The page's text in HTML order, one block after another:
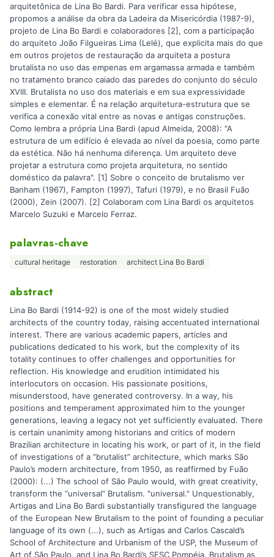
arquitetônica de Lina Bo Bardi. Para verificar essa hipótese,
propomos a análise da obra da Ladeira da Misericórdia (1987-9),
projeto de Lina Bo Bardi e colaboradores [2], com a participação
do arquiteto João Filgueiras Lima (Lelé), que explicita mais do que
em outros projetos de restauração da arquiteta a postura
brutalista no uso das empenas em argamassa armada e também
no tratamento branco caiado das paredes do conjunto do século
XVIII. Brutalista no uso dos materiais e em sua expressividade
simples e elementar. É na relação arquitetura-estrutura que se
verifica a conexão vital entre as novas e antigas construções.
Como lembra a própria Lina Bardi (apud Almeida, 2008): "A
estrutura de um edifício é elevada ao nível da poesia, como parte
da estética. Não há nenhuma diferença. Um arquiteto deve
projetar a estrutura como projeta arquitetura, no sentido
doméstico da palavra". [1] Sobre o conceito de brutalismo ver
Banham (1967), Fampton (1997), Tafuri (1979), e no Brasil Fuão
(2000), Zein (2007). [2] Colaboram com Lina Bardi os arquitetos
Marcelo Suzuki e Marcelo Ferraz.
palavras-chave
cultural heritage restoration architect Lina Bo Bardi
abstract
Lina Bo Bardi (1914-92) is one of the most widely studied
architects of the country today, raising accentuated international
interest. There are various academic papers, articles and
publications dedicated to his work, but the complexity of its
totality continues to offer challenges and opportunities for
reflection. His knowledge and erudition intimidated his
interlocutors on occasion. His passionate positions,
misunderstood, have generated controversy. In a way, his
positions and temperament approximated him to the younger
generations, leaving a legacy not yet sufficiently evaluated. There
is certain unanimity among historians and critics of modern
Brazilian architecture in locating his work, or part of it, in the field
of investigations of a “brutalist” architecture, which marks São
Paulo’s modern architecture, from 1950, as reaffirmed by Fuão
(2000): (...) The school of São Paulo would, with great creativity,
transform the “universal” Brutalism. "universal." Unquestionably,
Artigas and Lina Bo Bardi substantially transfigured the language
of the European New Brutalism to the point of founding a peculiar
language of its own (...), such as Artigas and Carlos Cascald’s
School of Architecture and Urbanism of the USP, the Museum of
Art of São Paulo, and Lina Bo Bardi’s SESC Pompéia. Brutalism as